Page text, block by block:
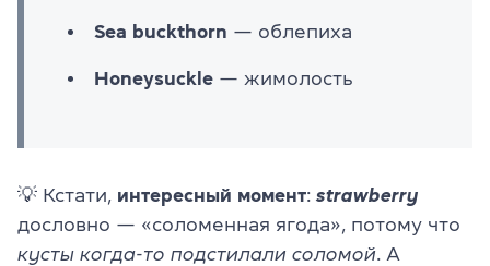
Sea buckthorn — облепиха
Honeysuckle — жимолость
💡 Кстати, интересный момент: strawberry
дословно — «соломенная ягода», потому что
кусты когда-то подстилали соломой. А